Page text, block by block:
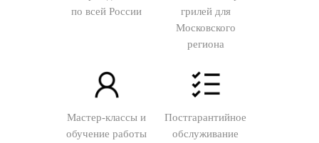
по всей России
грилей для
Московского
региона
Мастер-классы и
обучение работы
Постгарантийное
обслуживание